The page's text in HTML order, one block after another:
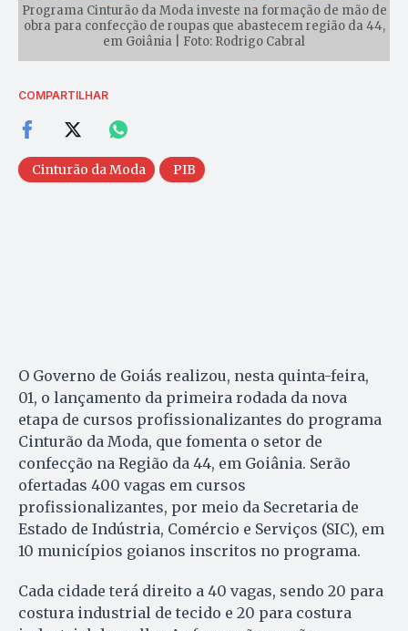
Programa Cinturão da Moda investe na formação de mão de
obra para confecção de roupas que abastecem região da 44,
em Goiânia | Foto: Rodrigo Cabral
COMPARTILHAR
Cinturão da Moda PIB
O Governo de Goiás realizou, nesta quinta-feira,
01, o lançamento da primeira rodada da nova
etapa de cursos profissionalizantes do programa
Cinturão da Moda, que fomenta o setor de
confecção na Região da 44, em Goiânia. Serão
ofertadas 400 vagas em cursos
profissionalizantes, por meio da Secretaria de
Estado de Indústria, Comércio e Serviços (SIC), em
10 municípios goianos inscritos no programa.
Cada cidade terá direito a 40 vagas, sendo 20 para
costura industrial de tecido e 20 para costura